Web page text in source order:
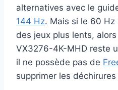
alternatives avec le
144 Hz. Mais si le 60
des jeux plus lents,
VX3276-4K-MHD reste
il ne possède pas de
supprimer les déchirures